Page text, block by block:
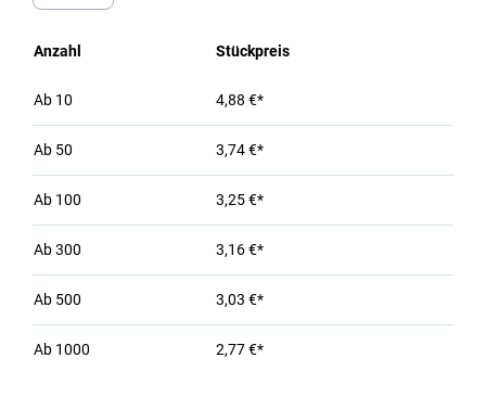
Anzahl Stückpreis
Ab 10 4,88 €*
Ab 50 3,74 €*
Ab 100 3,25 €*
Ab300 3,16 €*
Ab 500 3,03 €*
Ab 1000 2,77 €*